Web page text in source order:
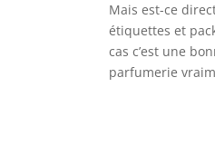
Mais est-ce
étiquettes et
cas c’est une
parfumerie